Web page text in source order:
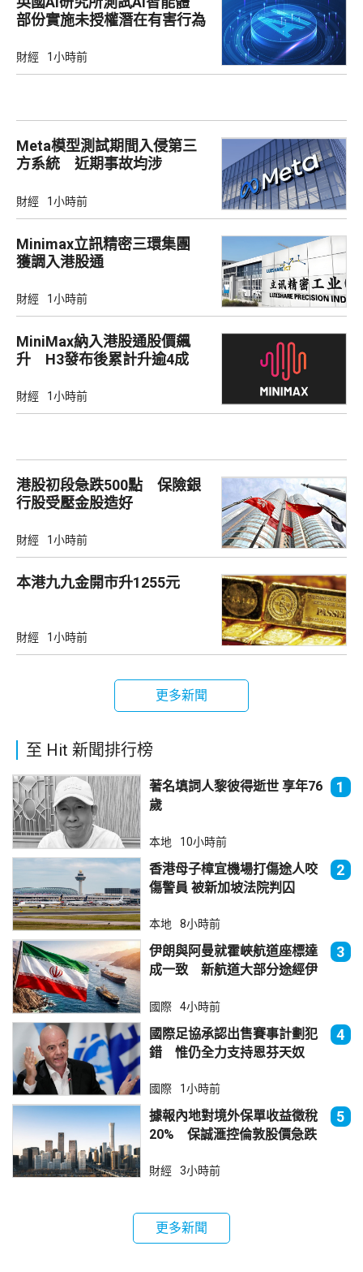
部份實施未授權潛在有害行為
財經 1小時前
Meta模型測試期間入侵第三
方系統 近期事故均涉
財經 1小時前
Minimax立訊精密三環集團
獲調入港股通
財經 1小時前
MiniMax納入港股通股價飆
升 H3發布後累計升逾4成
財經 1小時前
港股初段急跌500點 保險銀
行股受壓金股造好
財經 1小時前
本港九九金開市升1255元
財經 1小時前
更多新聞
至 Hit 新聞排行榜
著名填詞人黎彼得逝世 享年76
歲
1
本地 10小時前
香港母子樟宜機場打傷途人咬
傷警員 被新加坡法院判囚
2
本地 8小時前
伊朗與阿曼就霍峽航道座標達
成一致 新航道大部分途經伊
3
國際 4小時前
國際足協承認出售賽事計劃犯
錯 惟仍全力支持恩芬天奴
4
國際 1小時前
據報內地對境外保單收益徵稅
20% 保誠滙控倫敦股價急跌
5
財經 3小時前
更多新聞